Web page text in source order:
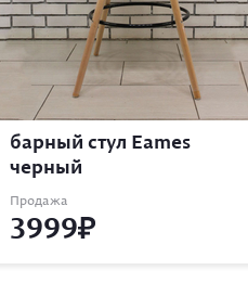
барный стул Eames
черный
Продажа
3999